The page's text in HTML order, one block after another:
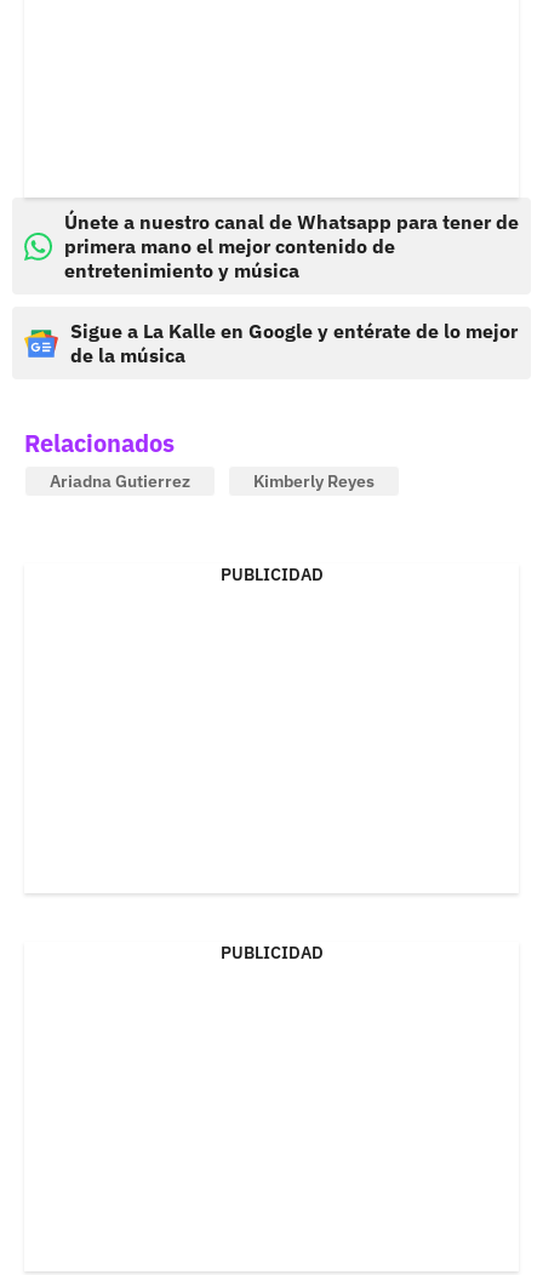
Únete a nuestro canal de Whatsapp para tener de
primera mano el mejor contenido de
entretenimiento y música
Sigue a La Kalle en Google y entérate de lo mejor
de la música
Relacionados
Ariadna Gutierrez Kimberly Reyes
PUBLICIDAD
PUBLICIDAD